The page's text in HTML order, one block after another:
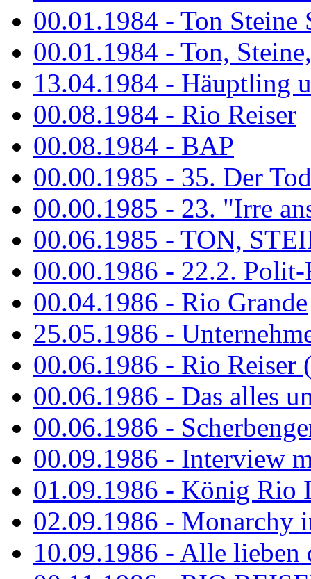
00.01.1984 - Ton Steine
00.01.1984 - Ton,
13.04.1984 - Häuptling
00.08.1984 - Rio Reiser
00.08.1984 - BAP
00.00.1985 - 35. Der
00.00.1985 - 23. "Irre
00.06.1985 - TON,
00.00.1986 - 22.2.
00.04.1986 - Rio Grande
25.05.1986 -
00.06.1986 - Rio Reiser
00.06.1986 - Das alles
00.06.1986 -
00.09.1986 - Interview
01.09.1986 - König Rio
02.09.1986 - Monarchy
10.09.1986 - Alle lieben